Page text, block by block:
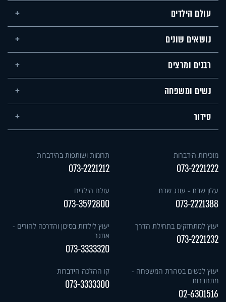
עולם הילדים
נושאים שונים
רבנים ומרצים
נשים ומשפחה
סידור
מזכירות הידברות
073-2221222
תרומות ושותפות בהידברות
073-2221212
עלון שבת - עונג שבת
073-2221388
עולם הילדים
073-3592800
יעוץ למתחזקים בתחילת הדרך
073-2221232
יעוץ לילדות בסיכון והדרכה להורים -
אתגר
073-3333320
יעוץ לנשים בטהרת המשפחה -
מתחברות
02-6301516
קו ההלכה הידברות
073-3333300